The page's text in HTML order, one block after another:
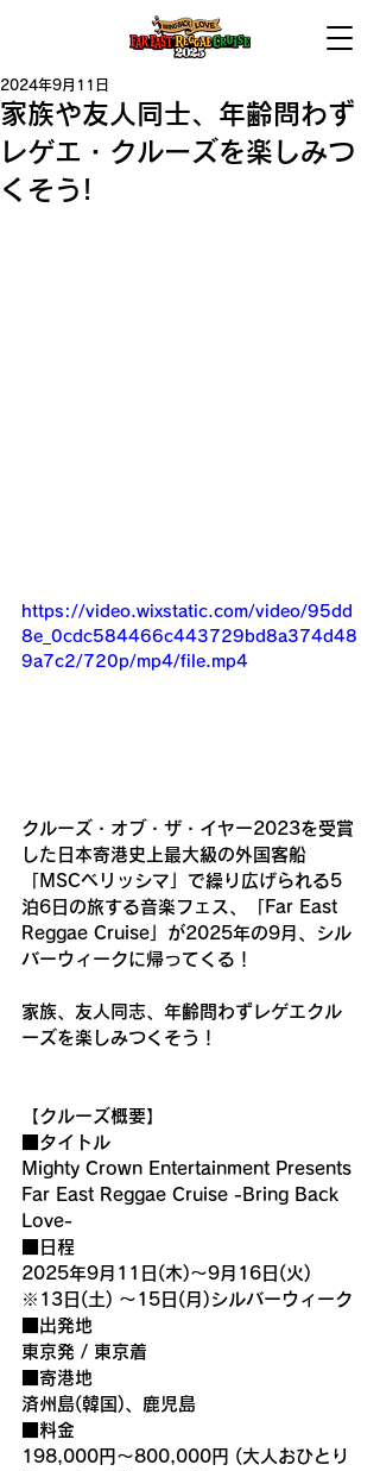
家族や友人同士、年齢問わず
レゲエ・クルーズを楽しみつ
くそう!
2024年9月11日
https://video.wixstatic.com/video/95dd
8e_0cdc584466c443729bd8a374d48
9a7c2/720p/mp4/file.mp4
クルーズ・オブ・ザ・イヤー2023を受賞
した日本寄港史上最大級の外国客船
「MSCベリッシマ」で繰り広げられる5
泊6日の旅する音楽フェス、「Far East
Reggae Cruise」が2025年の9月、シル
バーウィークに帰ってくる！
家族、友人同志、年齢問わずレゲエクル
ーズを楽しみつくそう！
【クルーズ概要】
■タイトル
Mighty Crown Entertainment Presents
Far East Reggae Cruise -Bring Back
Love-
■日程
2025年9月11日(木)～9月16日(火)
※13日(土) ～15日(月)シルバーウィーク
■出発地
東京発 / 東京着
■寄港地
済州島(韓国)、鹿児島
■料金
198,000円～800,000円 (大人おひとり